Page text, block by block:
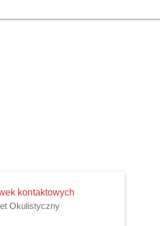
kontaktowych
Okulistyczny